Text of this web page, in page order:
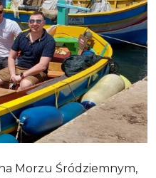
Morzu Śródziemnym,